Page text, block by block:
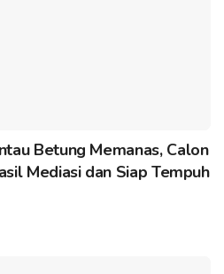
Betung Memanas, Calon
Mediasi dan Siap Tempuh